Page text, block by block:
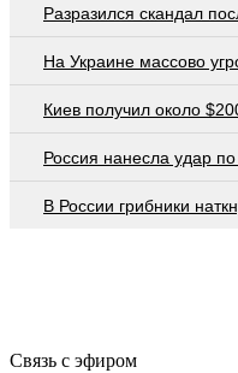
Разразился скандал
На Украине массово
Киев получил около
Россия нанесла удар
В России грибники
Связь с эфиром